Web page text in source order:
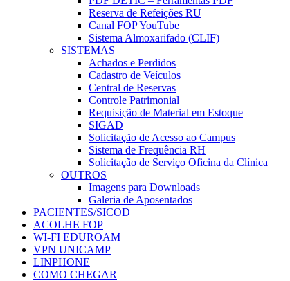
Reserva de Refeições RU
Canal FOP YouTube
Sistema Almoxarifado (CLIF)
SISTEMAS
Achados e Perdidos
Cadastro de Veículos
Central de Reservas
Controle Patrimonial
Requisição de Material em Estoque
SIGAD
Solicitação de Acesso ao Campus
Sistema de Frequência RH
Solicitação de Serviço Oficina da Clínica
OUTROS
Imagens para Downloads
Galeria de Aposentados
PACIENTES/SICOD
ACOLHE FOP
WI-FI EDUROAM
VPN UNICAMP
LINPHONE
COMO CHEGAR